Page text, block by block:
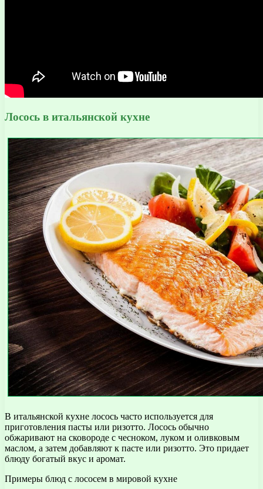
Лосось в итальянской кухне
В итальянской кухне лосось часто используется для
приготовления пасты или ризотто. Лосось обычно
обжаривают на сковороде с чесноком, луком и оливковым
маслом, а затем добавляют к пасте или ризотто. Это придает
блюду богатый вкус и аромат.
Примеры блюд с лососем в мировой кухне